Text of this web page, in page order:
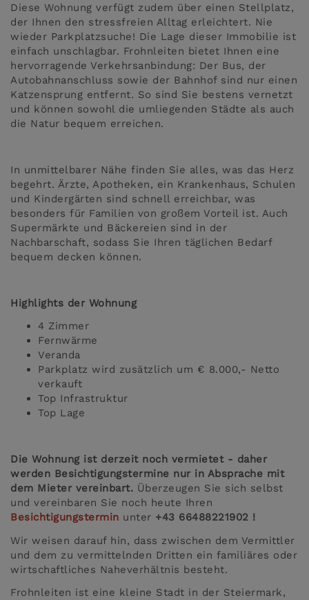
Diese Wohnung verfügt zudem über einen Stellplatz,
der Ihnen den stressfreien Alltag erleichtert. Nie
wieder Parkplatzsuche! Die Lage dieser Immobilie ist
einfach unschlagbar. Frohnleiten bietet Ihnen eine
hervorragende Verkehrsanbindung: Der Bus, der
Autobahnanschluss sowie der Bahnhof sind nur einen
Katzensprung entfernt. So sind Sie bestens vernetzt
und können sowohl die umliegenden Städte als auch
die Natur bequem erreichen.
In unmittelbarer Nähe finden Sie alles, was das Herz
begehrt. Ärzte, Apotheken, ein Krankenhaus, Schulen
und Kindergärten sind schnell erreichbar, was
besonders für Familien von großem Vorteil ist. Auch
Supermärkte und Bäckereien sind in der
Nachbarschaft, sodass Sie Ihren täglichen Bedarf
bequem decken können.
Highlights der Wohnung
4 Zimmer
Fernwärme
Veranda
Parkplatz wird zusätzlich um € 8.000,- Netto
verkauft
Top Infrastruktur
Top Lage
Die Wohnung ist derzeit noch vermietet - daher
werden Besichtigungstermine nur in Absprache mit
dem Mieter vereinbart. Überzeugen Sie sich selbst
und vereinbaren Sie noch heute Ihren
Besichtigungstermin unter +43 66488221902 !
Wir weisen darauf hin, dass zwischen dem Vermittler
und dem zu vermittelnden Dritten ein familiäres oder
wirtschaftliches Naheverhältnis besteht.
Frohnleiten ist eine kleine Stadt in der Steiermark,